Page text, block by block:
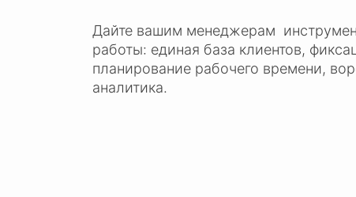
Дайте вашим менеджерам
работы: единая база клиентов,
планирование рабочего времени,
аналитика.